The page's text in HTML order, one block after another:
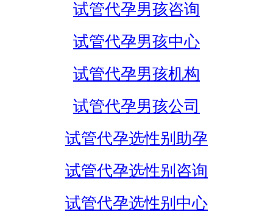
试管代孕男孩咨询
试管代孕男孩中心
试管代孕男孩机构
试管代孕男孩公司
试管代孕选性别助孕
试管代孕选性别咨询
试管代孕选性别中心